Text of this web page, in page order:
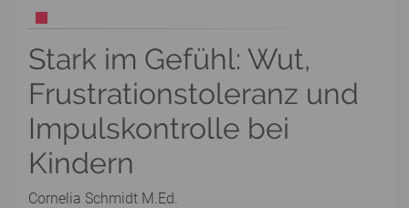
Stark im Gefühl: Wut,
Frustrationstoleranz und
Impulskontrolle bei
Kindern
Cornelia Schmidt M.Ed.